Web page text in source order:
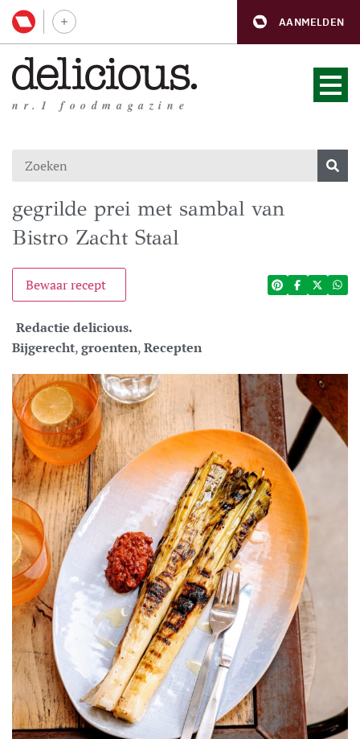
AANMELDEN
nr.1 foodmagazine
gegrilde prei met sambal van
Bistro Zacht Staal
Bewaar recept
Redactie delicious.
Bijgerecht,groenten,Recepten